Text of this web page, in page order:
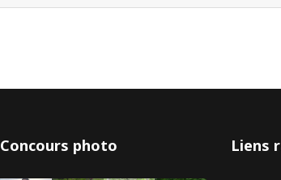
Concours photo Liens